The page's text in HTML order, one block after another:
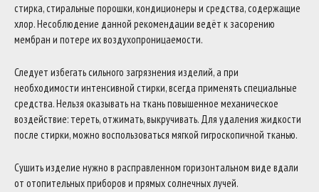
стирка, стиральные порошки, кондиционеры и средства, содержащие
хлор. Несоблюдение данной рекомендации ведёт к засорению
мембран и потере их воздухопроницаемости.
Следует избегать сильного загрязнения изделий, а при
необходимости интенсивной стирки, всегда применять специальные
средства. Нельзя оказывать на ткань повышенное механическое
воздействие: тереть, отжимать, выкручивать. Для удаления жидкости
после стирки, можно воспользоваться мягкой гигроскопичной тканью.
Сушить изделие нужно в расправленном горизонтальном виде вдали
от отопительных приборов и прямых солнечных лучей.